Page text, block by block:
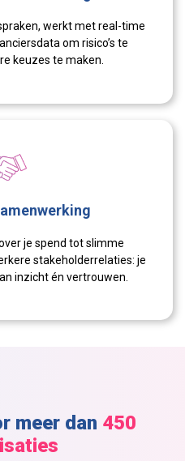
werkt met real-time
om risico’s te
keuzes te maken.
je spend tot slimme
stakeholderrelaties: je
inzicht én vertrouwen.
meer dan 450